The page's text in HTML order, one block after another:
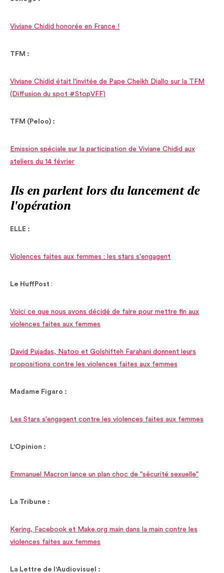
Viviane Chidid honorée en France !
TFM :
Viviane Chidid était l'invitée de Pape Cheikh Diallo sur la TFM
(Diffusion du spot #StopVFF)
TFM (Peloo) :
Emission spéciale sur la participation de Viviane Chidid aux
ateliers du 14 février
Ils en parlent lors du lancement de
l'opération
ELLE :
Violences faites aux femmes : les stars s'engagent
Le HuffPost :
Voici ce que nous avons décidé de faire pour mettre fin aux
violences faites aux femmes
David Pujadas, Natoo et Golshifteh Farahani donnent leurs
propositions contre les violences faites aux femmes
Madame Figaro :
Les Stars s'engagent contre les violences faites aux femmes
L'Opinion :
Emmanuel Macron lance un plan choc de "sécurité sexuelle"
La Tribune :
Kering, Facebook et Make.org main dans la main contre les
violences faites aux femmes
La Lettre de l'Audiovisuel :